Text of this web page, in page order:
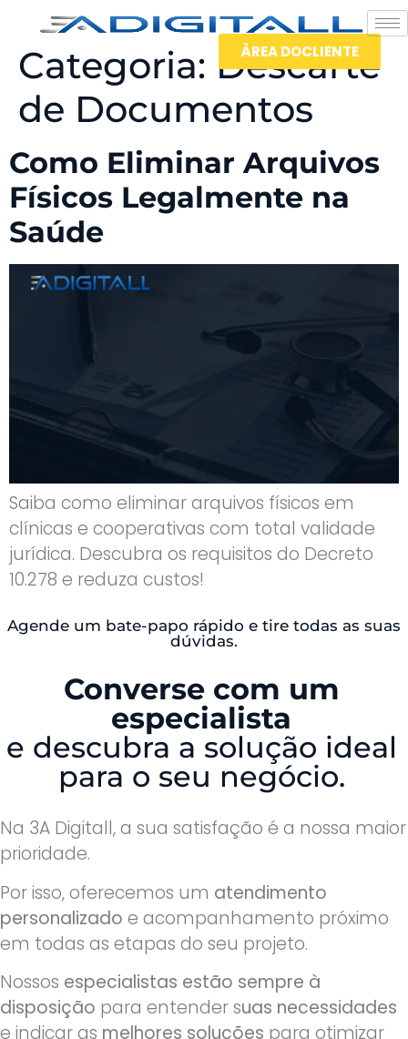
ÀREA DOCLIENTE
Categoria: Descarte
de Documentos
Como Eliminar Arquivos
Físicos Legalmente na
Saúde
Saiba como eliminar arquivos físicos em
clínicas e cooperativas com total validade
jurídica. Descubra os requisitos do Decreto
10.278 e reduza custos!
Agende um bate-papo rápido e tire todas as suas
dúvidas.
Converse com um
especialista
e descubra a solução ideal
para o seu negócio.
Na 3A Digitall, a sua satisfação é a nossa maior
prioridade.
Por isso, oferecemos um atendimento
personalizado e acompanhamento próximo
em todas as etapas do seu projeto.
Nossos especialistas estão sempre à
disposição para entender suas necessidades
e indicar as melhores soluções para otimizar